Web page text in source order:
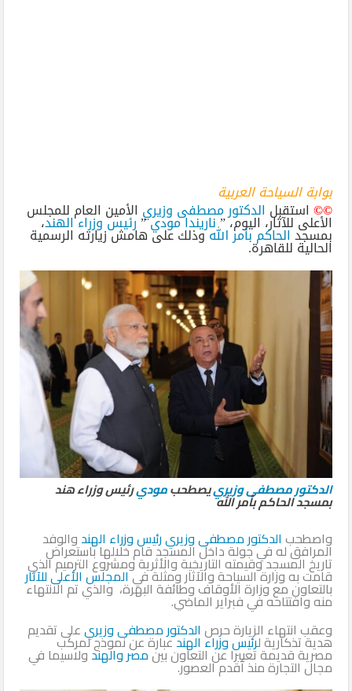
بوابة السياحة العربية
©© استقبل الدكتور مصطفى وزيري الأمين العام للمجلس
الأعلى للآثار، اليوم، ”ناريندامودي”رئيس وزراء الهند،
بمسجدالحاكم بأمر اللهوذلك على هامش زيارته الرسمية
الحالية للقاهرة.
الدكتور مصطفى وزيرييصطحبموديرئيس وزراء هند
بمسجد الحاكم بأمر الله
واصطحب الدكتور مصطفى وزيريرئيس وزراء الهند والوفد
المرافق له في جولة داخل المسجد قام خلالها باستعراض
تاريخ المسجد وقيمته التاريخية والأثرية ومشروع الترميم الذي
قامت به وزارة السياحة والآثار ومثلة فيالمجلس الأعلى للآثار
بالتعاون مع وزارة الأوقاف وطائفة البهرة، والذي تم الانتهاء
منه وافتتاحه في فبراير الماضي.
وعقب انتهاء الزيارة حرص الدكتور مصطفى وزيريعلى تقديم
هدية تذكارية لرئيس وزراء الهندعبارة عن نموذج لمركب
مصرية قديمة تعبيرا عن التعاون بينمصر والهندولاسيما في
مجال التجارة منذ أقدم العصور.